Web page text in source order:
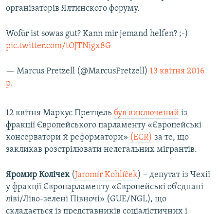
організаторів Ялтинского форуму.
Wofür ist sowas gut? Kann mir jemand helfen? ;-)
pic.twitter.com/tOJTNigx8G
— Marcus Pretzell (@MarcusPretzell) 13 квітня 2016
р.
12 квітня Маркус Претцель був виключений із
фракції Європейського парламенту «Європейські
консерватори й реформатори» (ECR) за те, що
закликав розстрілювати нелегальних мігрантів.
Яромир Колічек ( Jaromír Kohlíĉek)​ – депутат із Чехії
у фракції Європарламенту «Європейські об’єднані
ліві/Ліво-зелені Півночі» (GUE/NGL), що
складається із представників соціалістичних і